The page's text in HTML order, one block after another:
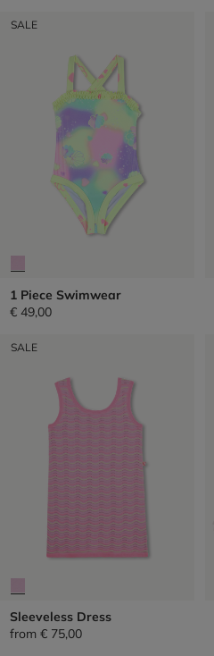
SALE
1 Piece Swimwear
€ 49,00
SALE
Sleeveless Dress
from € 75,00